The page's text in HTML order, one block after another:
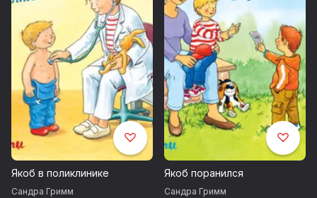
Якоб в поликлинике
Сандра Гримм
Якоб поранился
Сандра Гримм